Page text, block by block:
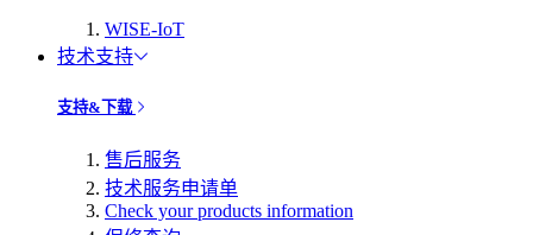
WISE-IoT
技术支持
支持&下载
售后服务
技术服务申请单
Check your products information